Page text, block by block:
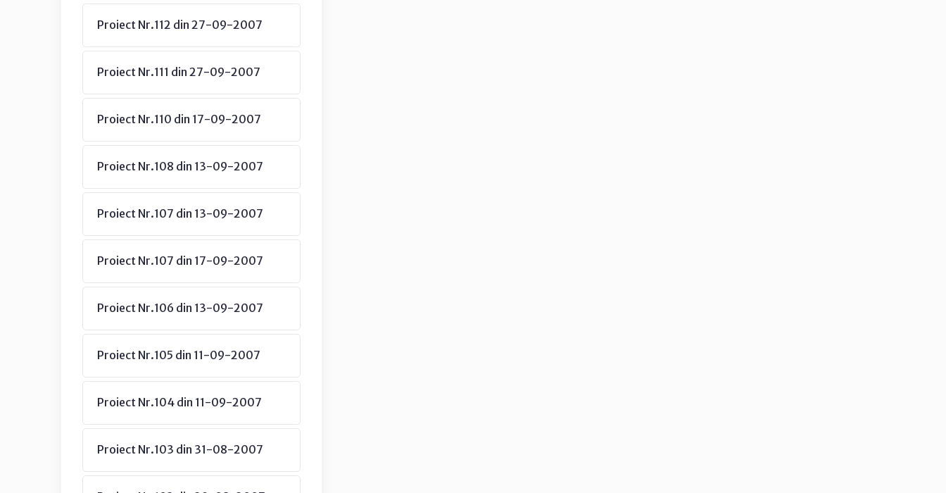
Proiect Nr.112 din 27-09-2007
Proiect Nr.111 din 27-09-2007
Proiect Nr.110 din 17-09-2007
Proiect Nr.108 din 13-09-2007
Proiect Nr.107 din 13-09-2007
Proiect Nr.107 din 17-09-2007
Proiect Nr.106 din 13-09-2007
Proiect Nr.105 din 11-09-2007
Proiect Nr.104 din 11-09-2007
Proiect Nr.103 din 31-08-2007